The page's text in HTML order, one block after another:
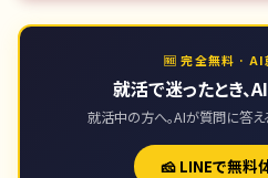
🆓 完全無料 · AI
就活で迷ったとき、
就活中の方へ。AIが質問に答え
🧀 LINEで無料